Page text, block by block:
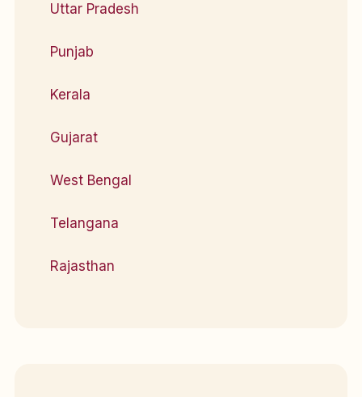
Uttar Pradesh
Punjab
Kerala
Gujarat
West Bengal
Telangana
Rajasthan